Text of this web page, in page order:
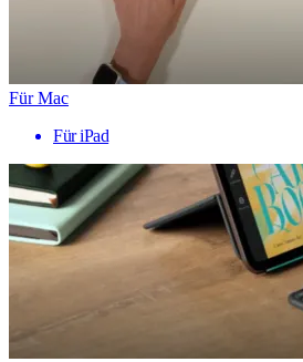
Für Mac
Für iPad